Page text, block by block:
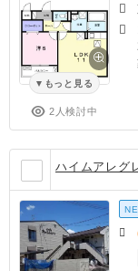
もっと見る
2人検討中
ハイムアレグ